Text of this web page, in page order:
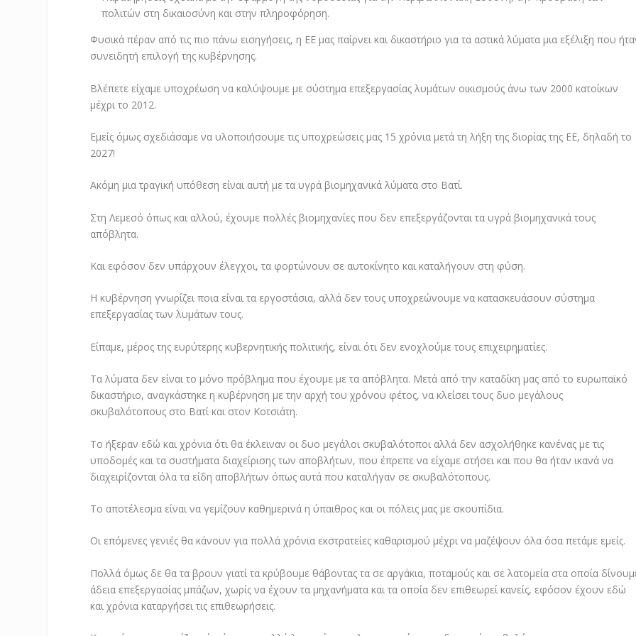
πολιτών στη δικαιοσύνη και στην πληροφόρηση.
Φυσικά πέραν από τις πιο πάνω εισηγήσεις, η ΕΕ μας παίρνει και δικαστήριο για τα αστικά λύματα μια εξέλιξη που
συνειδητή επιλογή της κυβέρνησης.
Βλέπετε είχαμε υποχρέωση να καλύψουμε με σύστημα επεξεργασίας λυμάτων οικισμούς άνω των 2000 κατοίκων
μέχρι το 2012.
Εμείς όμως σχεδιάσαμε να υλοποιήσουμε τις υποχρεώσεις μας 15 χρόνια μετά τη λήξη της διορίας της ΕΕ, δηλαδή το
2027!
Ακόμη μια τραγική υπόθεση είναι αυτή με τα υγρά βιομηχανικά λύματα στο Βατί.
Στη Λεμεσό όπως και αλλού, έχουμε πολλές βιομηχανίες που δεν επεξεργάζονται τα υγρά βιομηχανικά τους
απόβλητα.
Και εφόσον δεν υπάρχουν έλεγχοι, τα φορτώνουν σε αυτοκίνητο και καταλήγουν στη φύση.
Η κυβέρνηση γνωρίζει ποια είναι τα εργοστάσια, αλλά δεν τους υποχρεώνουμε να κατασκευάσουν σύστημα
επεξεργασίας των λυμάτων τους.
Είπαμε, μέρος της ευρύτερης κυβερνητικής πολιτικής, είναι ότι δεν ενοχλούμε τους επιχειρηματίες.
Τα λύματα δεν είναι το μόνο πρόβλημα που έχουμε με τα απόβλητα. Μετά από την καταδίκη μας από το ευρωπαϊκό
δικαστήριο, αναγκάστηκε η κυβέρνηση με την αρχή του χρόνου φέτος, να κλείσει τους δυο μεγάλους
σκυβαλότοπους στο Βατί και στον Κοτσιάτη.
Το ήξεραν εδώ και χρόνια ότι θα έκλειναν οι δυο μεγάλοι σκυβαλότοποι αλλά δεν ασχολήθηκε κανένας με τις
υποδομές και τα συστήματα διαχείρισης των αποβλήτων, που έπρεπε να είχαμε στήσει και που θα ήταν ικανά να
διαχειρίζονται όλα τα είδη αποβλήτων όπως αυτά που καταλήγαν σε σκυβαλότοπους.
Το αποτέλεσμα είναι να γεμίζουν καθημερινά η ύπαιθρος και οι πόλεις μας με σκουπίδια.
Οι επόμενες γενιές θα κάνουν για πολλά χρόνια εκστρατείες καθαρισμού μέχρι να μαζέψουν όλα όσα πετάμε εμείς.
Πολλά όμως δε θα τα βρουν γιατί τα κρύβουμε θάβοντας τα σε αργάκια, ποταμούς και σε λατομεία στα οποία
άδεια επεξεργασίας μπάζων, χωρίς να έχουν τα μηχανήματα και τα οποία δεν επιθεωρεί κανείς, εφόσον έχουν εδώ
και χρόνια καταργήσει τις επιθεωρήσεις.